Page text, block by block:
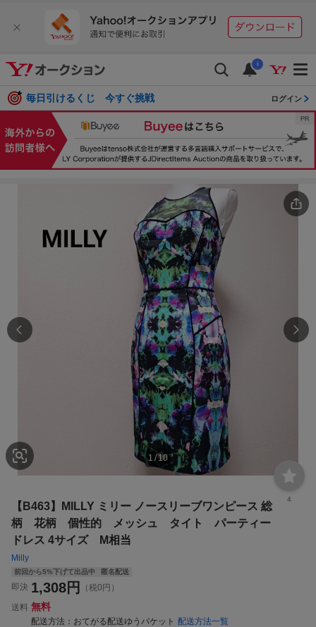
i
毎日引けるくじ 今すぐ挑戦 ログイン
1 /10
4
【B463】MILLY ミリー ノースリーブワンピース 総
柄 花柄 個性的 メッシュ タイト パーティー
ドレス 4サイズ M相当
Milly
前回から5%下げて出品中 匿名配送
即決 1,308円
（税0円）
送料 無料
配送方法 おてがる配送ゆうパケット 配送方法一覧